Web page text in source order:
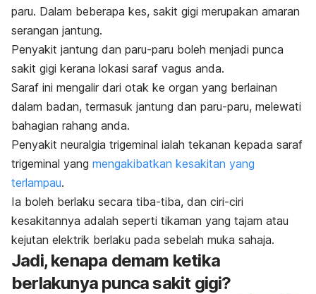
paru. Dalam beberapa kes, sakit gigi merupakan amaran
serangan jantung.
Penyakit jantung dan paru-paru boleh menjadi punca
sakit gigi kerana lokasi saraf vagus anda.
Saraf ini mengalir dari otak ke organ yang berlainan
dalam badan, termasuk jantung dan paru-paru, melewati
bahagian rahang anda.
Penyakit neuralgia trigeminal ialah tekanan kepada saraf
trigeminal yang mengakibatkan kesakitan yang
terlampau.
Ia boleh berlaku secara tiba-tiba, dan ciri-ciri
kesakitannya adalah seperti tikaman yang tajam atau
kejutan elektrik berlaku pada sebelah muka sahaja.
Jadi, kenapa demam ketika
berlakunya punca sakit gigi?